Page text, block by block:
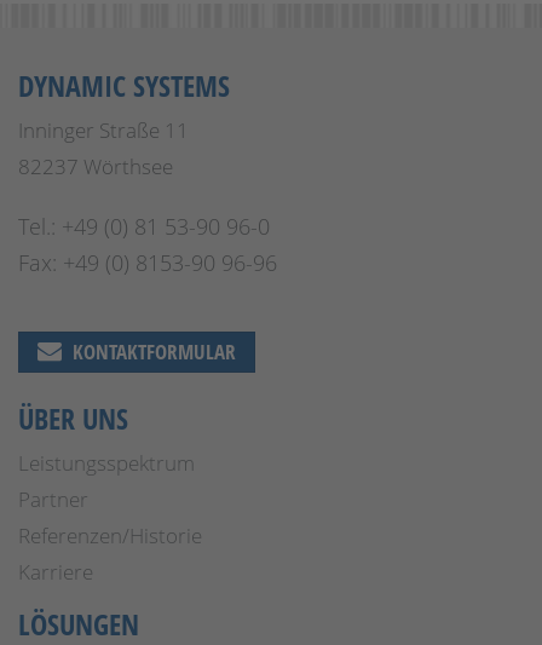
DYNAMIC SYSTEMS
Inninger Straße 11
82237 Wörthsee
Tel.: +49 (0) 81 53-90 96-0
Fax: +49 (0) 8153-90 96-96
KONTAKTFORMULAR
ÜBER UNS
Leistungsspektrum
Partner
Referenzen/Historie
Karriere
LÖSUNGEN